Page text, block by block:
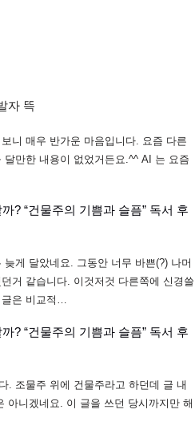
자 뜩
니 매우 반가운 마음입니다. 요즘 다른
달만한 내용이 없었거든요.^^ AI 는 요즘
? “건물주의 기쁨과 슬픔” 독서 후
게 달았네요. 그동안 너무 바쁜(?) 나머
거 같습니다. 이것저것 다른쪽에 신경쓸
은 비교적…
? “건물주의 기쁨과 슬픔” 독서 후
. 조물주 위에 건물주라고 하던데 글 내
아니겠네요. 이 글을 쓰던 당시까지만 해